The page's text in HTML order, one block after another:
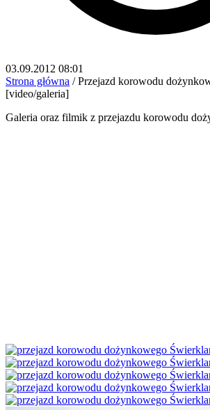
03.09.2012 08:01
Strona główna / Przejazd korowodu
[video/galeria]
Galeria oraz filmik z przejazdu korowodu